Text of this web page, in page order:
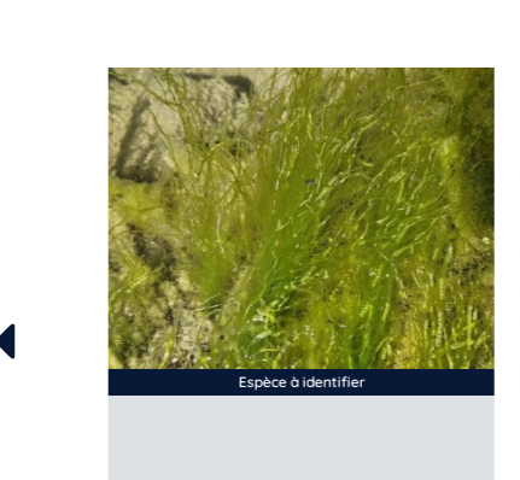
Espèce à identifier